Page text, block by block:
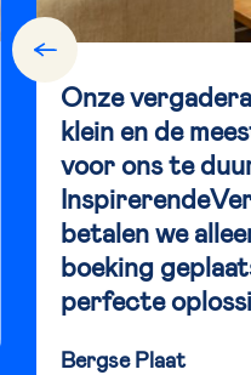
Onze
klein en de
voor ons te
betalen we
boeking
perfecte
Bergse Plaat